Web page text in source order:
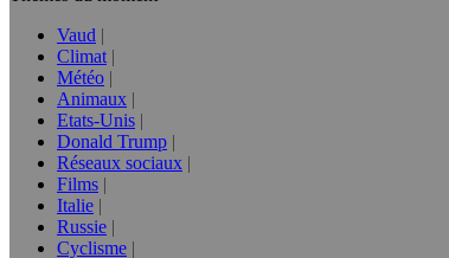
Vaud
Climat
Météo
Animaux
Etats-Unis
Donald Trump
Réseaux sociaux
Films
Italie
Russie
Cyclisme